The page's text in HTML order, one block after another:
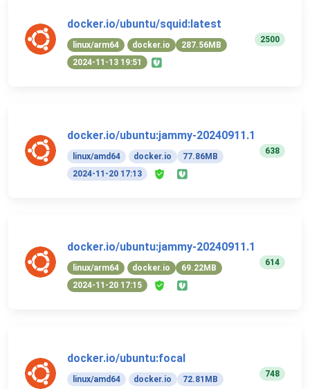
docker.io/ubuntu/squid:latest
linux/arm64 docker.io
287.56MB
2024-11-13 19:51
2500
docker.io/ubuntu:jammy-20240911.1
linux/amd64 docker.io
77.86MB
2024-11-20 17:13
638
docker.io/ubuntu:jammy-20240911.1
linux/arm64 docker.io
69.22MB
2024-11-20 17:15
614
docker.io/ubuntu:focal
linux/amd64 docker.io
72.81MB
748